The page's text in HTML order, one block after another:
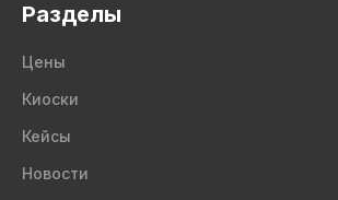
Разделы
Цены
Киоски
Кейсы
Новости